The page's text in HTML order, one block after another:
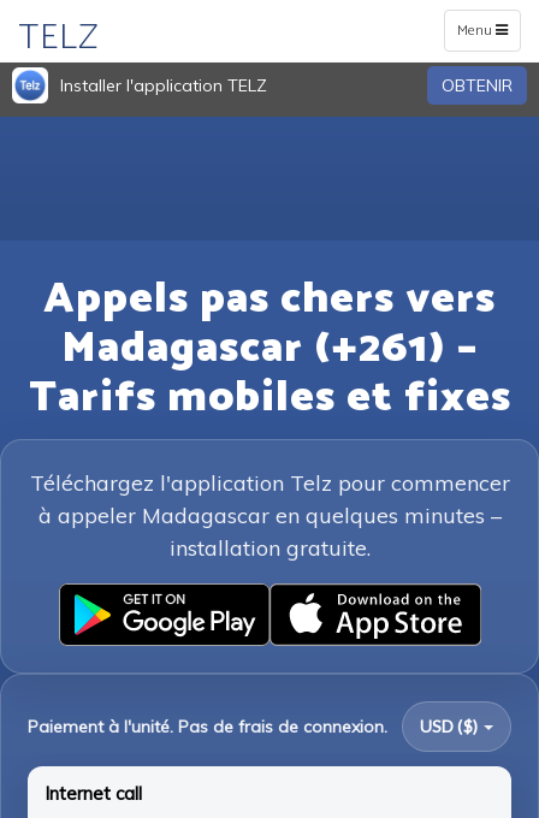
Toggle
navigation
Menu
TELZ
Installer l'application TELZ OBTENIR
Appels pas chers vers
Madagascar (+261) –
Tarifs mobiles et fixes
Téléchargez l'application Telz pour commencer
à appeler Madagascar en quelques minutes –
installation gratuite.
Paiement à l'unité. Pas de frais de connexion. USD ($)
Internet call